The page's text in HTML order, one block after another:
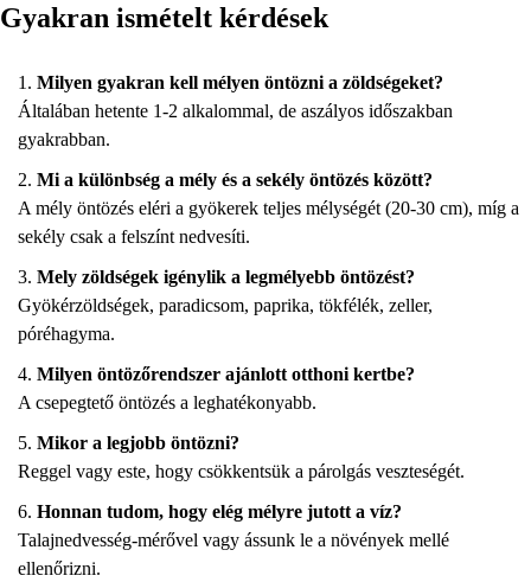
Gyakran ismételt kérdések
Milyen gyakran kell mélyen öntözni a zöldségeket?
Általában hetente 1-2 alkalommal, de aszályos időszakban
gyakrabban.
Mi a különbség a mély és a sekély öntözés között?
A mély öntözés eléri a gyökerek teljes mélységét (20-30 cm), míg a
sekély csak a felszínt nedvesíti.
Mely zöldségek igénylik a legmélyebb öntözést?
Gyökérzöldségek, paradicsom, paprika, tökfélék, zeller,
póréhagyma.
Milyen öntözőrendszer ajánlott otthoni kertbe?
A csepegtető öntözés a leghatékonyabb.
Mikor a legjobb öntözni?
Reggel vagy este, hogy csökkentsük a párolgás veszteségét.
Honnan tudom, hogy elég mélyre jutott a víz?
Talajnedvesség-mérővel vagy ássunk le a növények mellé
ellenőrizni.